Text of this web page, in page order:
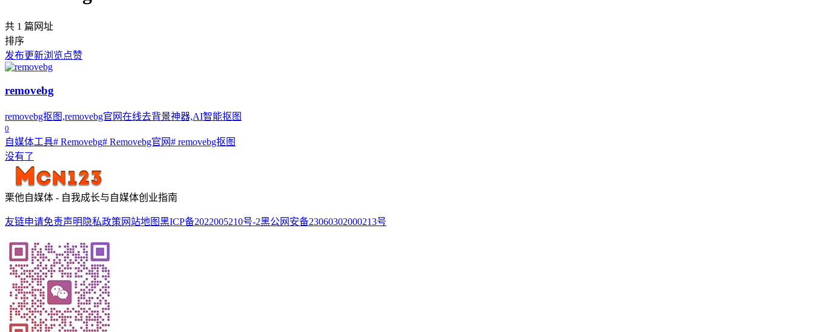
共 1 篇网址
排序
发布更新浏览点赞
removebg
removebg抠图,removebg官网在线去背景神器,AI智能抠图
0
自媒体工具# Removebg# Removebg官网# removebg抠图
没有了
栗他自媒体 - 自我成长与自媒体创业指南
友链申请免责声明 隐私政策 网站地图黑ICP备2022005210号-2黑公网安备23060302000213号